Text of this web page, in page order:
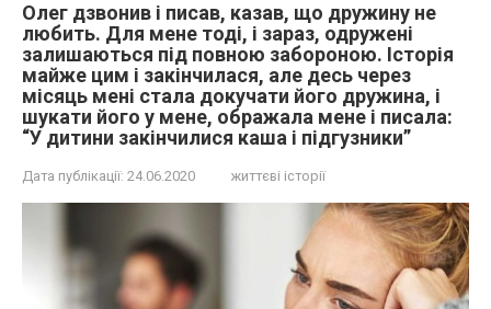
Олег дзвонив і писав, казав, що дружину не
любить. Для мене тоді, і зараз, одружені
залишаються під повною забороною. Історія
майже цим і закінчилася, але десь через
місяць мені стала докучати його дружина, і
шукати його у мене, ображала мене і писала:
“У дитини закінчилися каша і підгузники”
Дата публікації: 24.06.2020 життєві історії